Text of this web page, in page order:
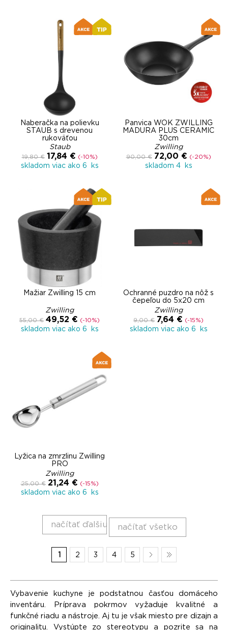
Naberačka na polievku
STAUB s drevenou
rukoväťou
Staub
19,80 € 17,84 € (-10%)
skladom viac ako 6 ks
Panvica WOK ZWILLING
MADURA PLUS CERAMIC
30cm
Zwilling
90,00 € 72,00 € (-20%)
skladom 4 ks
Mažiar Zwilling 15 cm
Zwilling
55,00 € 49,52 € (-10%)
skladom viac ako 6 ks
Ochranné puzdro na nôž s
čepeľou do 5x20 cm
Zwilling
9,00 € 7,64 € (-15%)
skladom viac ako 6 ks
Lyžica na zmrzlinu Zwilling
PRO
Zwilling
25,00 € 21,24 € (-15%)
skladom viac ako 6 ks
načítať ďalšiu načítať všetko
2 3 4 5
Vybavenie kuchyne je podstatnou časťou domáceho
inventáru. Príprava pokrmov vyžaduje kvalitné a
funkčné riadu a nástroje. Aj tu je však miesto pre dizajn a
originalitu. Vystúpte zo stereotypu a pozrite sa na